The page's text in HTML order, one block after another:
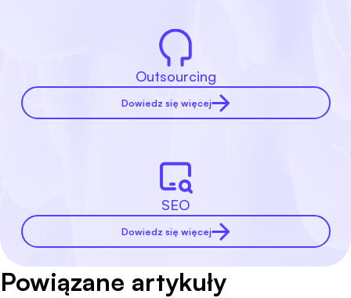
Outsourcing
Dowiedz się więcej
SEO
Dowiedz się więcej
Powiązane artykuły